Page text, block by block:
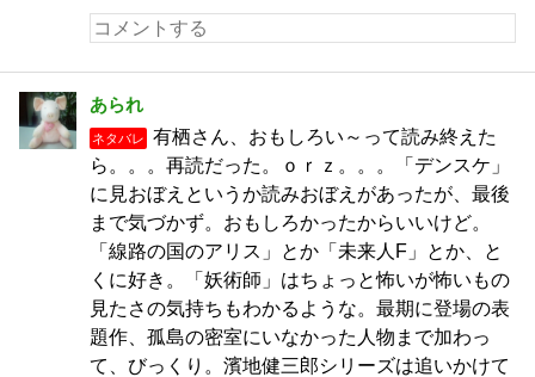
あられ
ネタバレ
有栖さん、おもしろい～って読み終えた
ら。。。再読だった。ｏｒｚ。。。「デンスケ」
に見おぼえというか読みおぼえがあったが、最後
まで気づかず。おもしろかったからいいけど。
「線路の国のアリス」とか「未来人F」とか、と
くに好き。「妖術師」はちょっと怖いが怖いもの
見たさの気持ちもわかるような。最期に登場の表
題作、孤島の密室にいなかった人物まで加わっ
て、びっくり。濱地健三郎シリーズは追いかけて